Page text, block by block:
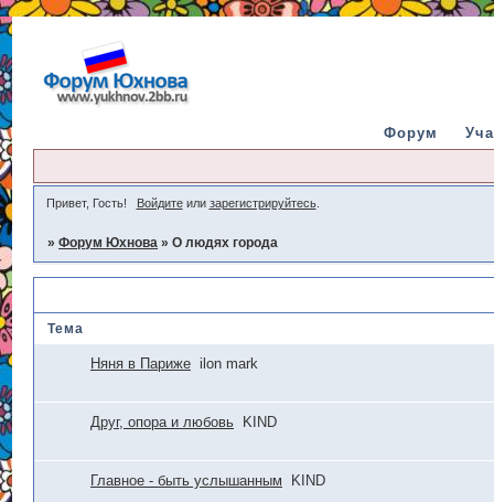
Форум
Привет, Гость! Войдитеили зарегистрируйтесь.
»Форум Юхнова »О людях города
Тема
Няня в Париже ilon mark
Друг, опора и любовь KIND
Главное - быть услышанным KIND